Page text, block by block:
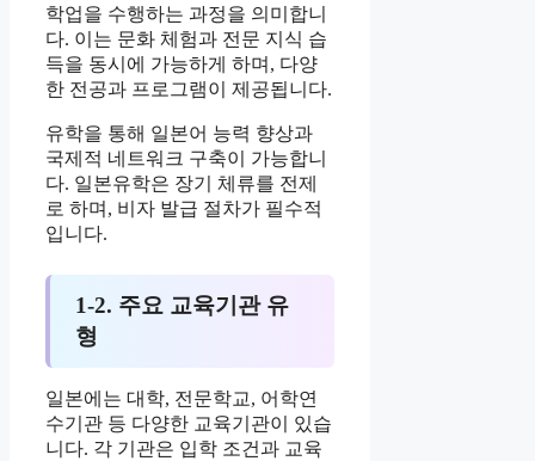
학업을 수행하는 과정을 의미합니
다. 이는 문화 체험과 전문 지식 습
득을 동시에 가능하게 하며, 다양
한 전공과 프로그램이 제공됩니다.
유학을 통해 일본어 능력 향상과
국제적 네트워크 구축이 가능합니
다. 일본유학은 장기 체류를 전제
로 하며, 비자 발급 절차가 필수적
입니다.
1-2. 주요 교육기관 유
형
일본에는 대학, 전문학교, 어학연
수기관 등 다양한 교육기관이 있습
니다. 각 기관은 입학 조건과 교육